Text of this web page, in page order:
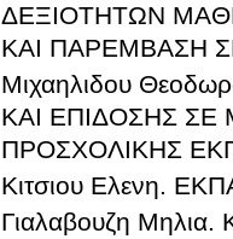
ΔΕΞΙΟΤΗΤΩΝ
ΚΑΙ ΠΑΡΕΜΒΑΣΗ
Μιχαηλιδου
ΚΑΙ ΕΠΙΔΟΣΗΣ ΣΕ
ΠΡΟΣΧΟΛΙΚΗΣ
Κιτσιου Ελενη.
Γιαλαβουζη